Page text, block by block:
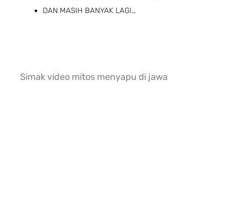
DAN MASIH BANYAK LAGI…
Simak video mitos menyapu di jawa